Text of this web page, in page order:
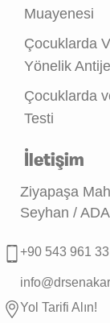
Muayenesi
Çocuklarda
Yönelik
Çocuklarda
Testi
İletişim
Ziyapaşa
Seyhan /
+90 543 961
Yol Tarifi Alın!